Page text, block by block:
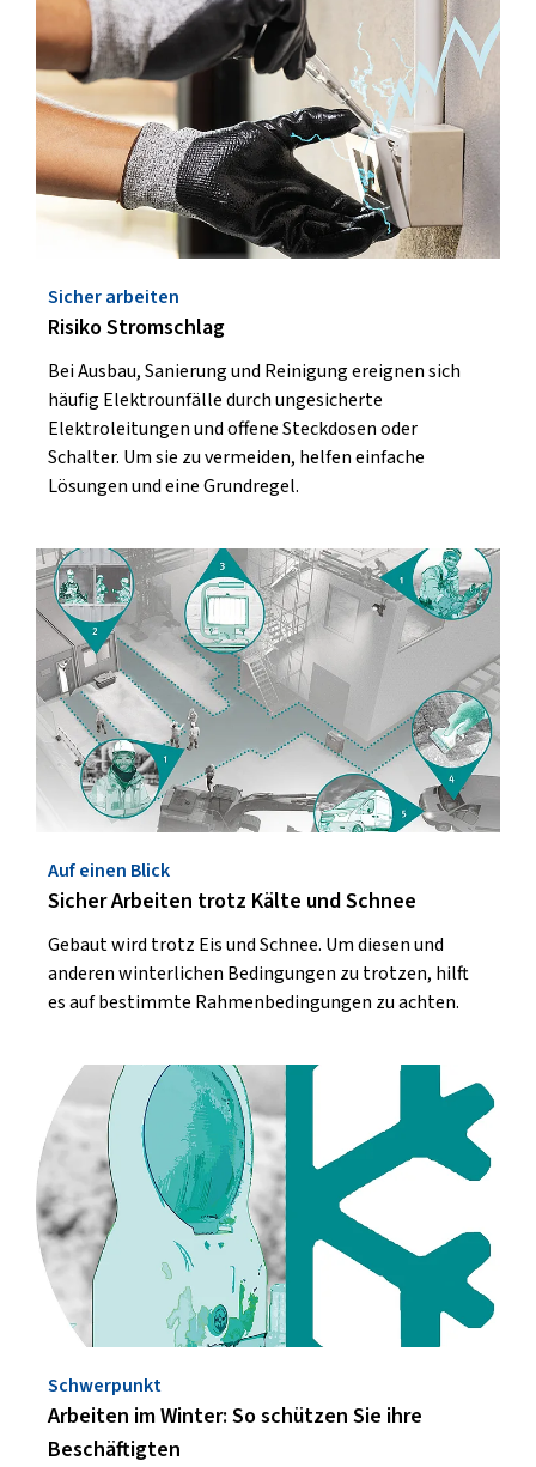
Sicher arbeiten
Risiko Stromschlag
Bei Ausbau, Sanierung und Reinigung ereignen sich
häufig Elektrounfälle durch ungesicherte
Elektroleitungen und offene Steckdosen oder
Schalter. Um sie zu vermeiden, helfen einfache
Lösungen und eine Grundregel.
Auf einen Blick
Sicher Arbeiten trotz Kälte und Schnee
Gebaut wird trotz Eis und Schnee. Um diesen und
anderen winterlichen Bedingungen zu trotzen, hilft
es auf bestimmte Rahmenbedingungen zu achten.
Schwerpunkt
Arbeiten im Winter: So schützen Sie ihre
Beschäftigten